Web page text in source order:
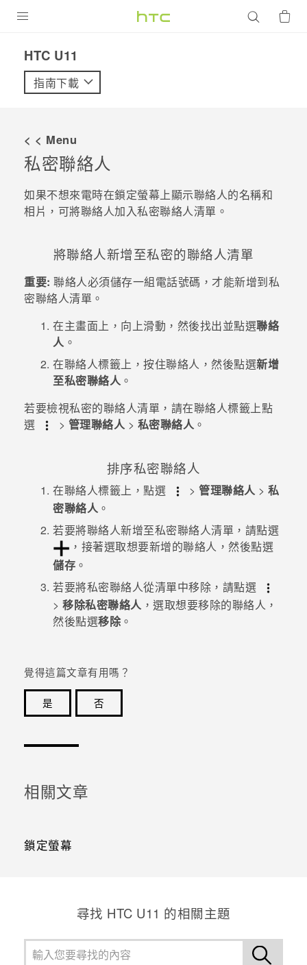
VIVE
優惠專區
企業採購
銷售通路
支援服務
VIVELAND
HTC U11‎
指南下載
< < Menu
私密聯絡人
如果不想來電時在鎖定螢幕上顯示聯絡人的名稱和
相片，可將聯絡人加入私密聯絡人清單。
將聯絡人新增至私密的聯絡人清單
重要: 聯絡人必須儲存一組電話號碼，才能新增到私
密聯絡人清單。
在主畫面 上，向上滑動，然後找出並點選聯絡
人 。
在聯絡人標籤上，按住聯絡人，然後點選新增
至私密聯絡人 。
若要檢視私密的聯絡人清單，請在聯絡人標籤上點
選
> 管理聯絡人 > 私密聯絡人 。
排序私密聯絡人
在聯絡人標籤上，點選 > 管理聯絡人 > 私
密聯絡人 。
若要將聯絡人新增至私密聯絡人清單，請點選
，接著選取想要新增的聯絡人，然後點選
儲存 。
若要將私密聯絡人從清單中移除，請點選
> 移除私密聯絡人 ，選取想要移除的聯絡人，
然後點選移除。
覺得這篇文章有用嗎？
是
否
相關文章
鎖定螢幕
尋找 HTC U11 的相關主題